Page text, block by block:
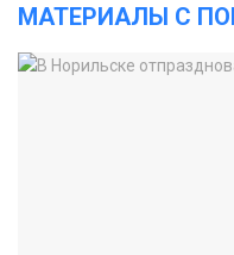
МАТЕРИАЛЫ С